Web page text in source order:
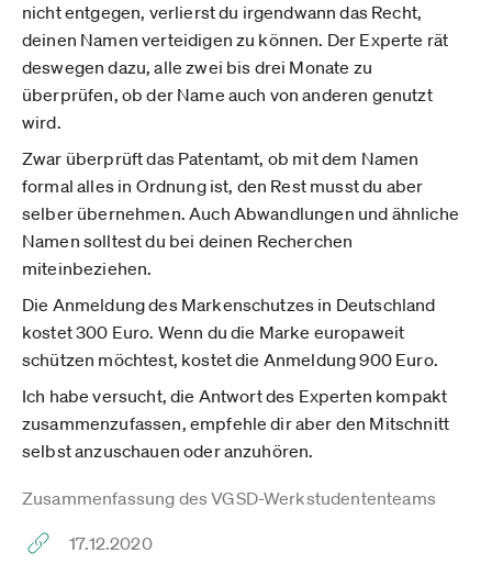
nicht entgegen, verlierst du irgendwann das Recht,
deinen Namen verteidigen zu können. Der Experte rät
deswegen dazu, alle zwei bis drei Monate zu
überprüfen, ob der Name auch von anderen genutzt
wird.
Zwar überprüft das Patentamt, ob mit dem Namen
formal alles in Ordnung ist, den Rest musst du aber
selber übernehmen. Auch Abwandlungen und ähnliche
Namen solltest du bei deinen Recherchen
miteinbeziehen.
Die Anmeldung des Markenschutzes in Deutschland
kostet 300 Euro. Wenn du die Marke europaweit
schützen möchtest, kostet die Anmeldung 900 Euro.
Ich habe versucht, die Antwort des Experten kompakt
zusammenzufassen, empfehle dir aber den Mitschnitt
selbst anzuschauen oder anzuhören.
Zusammenfassung des VGSD-Werkstudententeams
17.12.2020